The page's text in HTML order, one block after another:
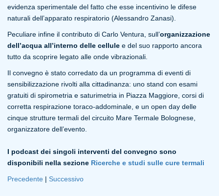
evidenza sperimentale del fatto che esse incentivino le difese
naturali dell’apparato respiratorio (Alessandro Zanasi).
Peculiare infine il contributo di Carlo Ventura, sull’organizzazione
dell’acqua all’interno delle cellule e del suo rapporto ancora
tutto da scoprire legato alle onde vibrazionali.
Il convegno è stato corredato da un programma di eventi di
sensibilizzazione rivolti alla cittadinanza: uno stand con esami
gratuiti di spirometria e saturimetria in Piazza Maggiore, corsi di
corretta respirazione toraco-addominale, e un open day delle
cinque strutture termali del circuito Mare Termale Bolognese,
organizzatore dell’evento.
I podcast dei singoli interventi del convegno sono
disponibili nella sezione Ricerche e studi sulle cure termali
Precedente | Successivo